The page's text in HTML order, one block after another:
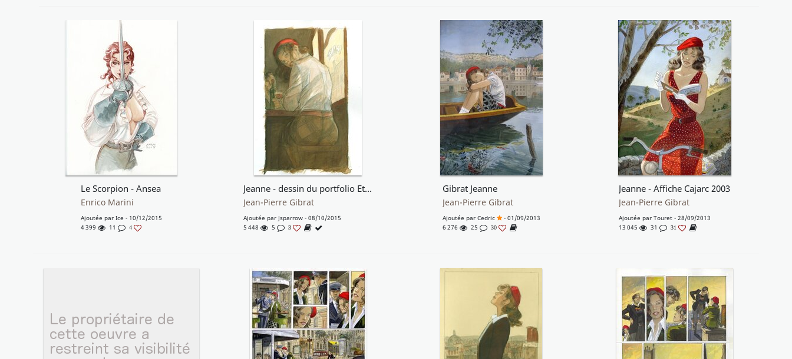
Le Scorpion - Ansea
Enrico Marini
Ajoutée par Ice - 10/12/2015
4 399
11 4
Jeanne - dessin du portfolio Eté comme Hiver
Jean-Pierre Gibrat
Ajoutée par Jsparrow- 08/10/2015
5 448
5 3
Gibrat Jeanne
Jean-Pierre Gibrat
Ajoutée par Cedric
- 01/09/2013
6 276
25 30
Jeanne - Affiche Cajarc 2003
Jean-Pierre Gibrat
Ajoutée par Touret - 28/09/2013
13 045
31 31